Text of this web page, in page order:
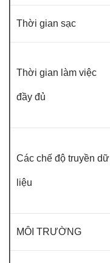
Thời gian sạc
Thời gian làm việc
đầy đủ
Các chế độ truyền dữ
liệu
MÔI TRƯỜNG